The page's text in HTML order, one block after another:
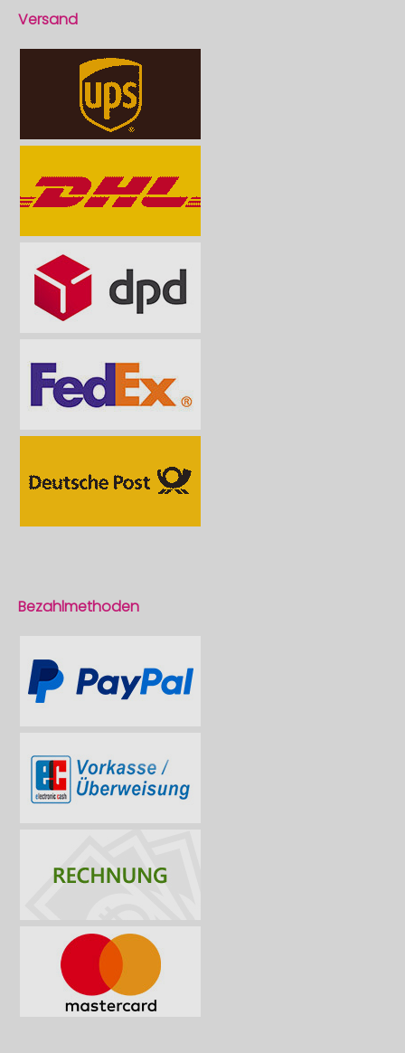
Versand
Bezahlmethoden